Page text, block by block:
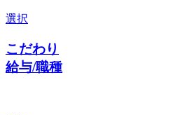
選択
こだわり
給与/職種